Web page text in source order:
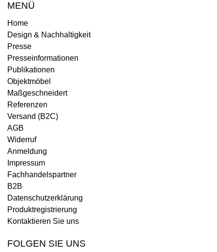
MENÜ
Home
Design & Nachhaltigkeit
Presse
Presseinformationen
Publikationen
Objektmöbel
Maßgeschneidert
Referenzen
Versand (B2C)
AGB
Widerruf
Anmeldung
Impressum
Fachhandelspartner
B2B
Datenschutzerklärung
Produktregistrierung
Kontaktieren Sie uns
FOLGEN SIE UNS